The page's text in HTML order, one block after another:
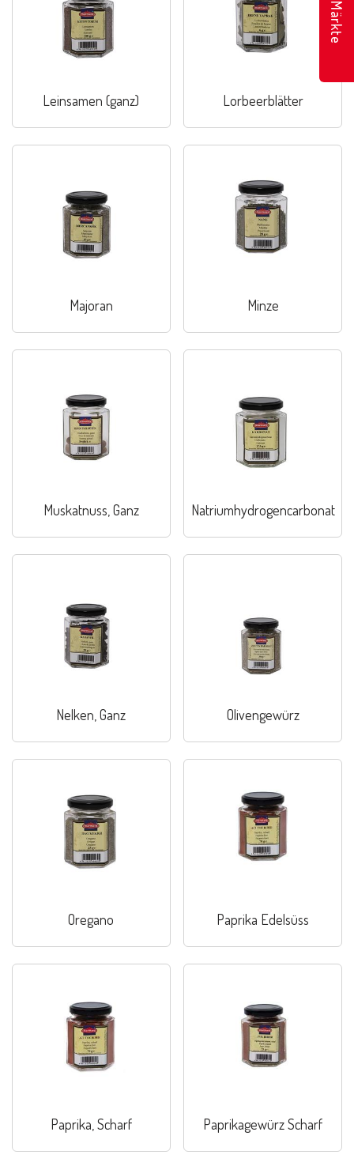
Leinsamen (ganz) Lorbeerblätter
Majoran Minze
Muskatnuss, Ganz Natriumhydrogencarbonat
Nelken, Ganz Olivengewürz
Oregano Paprika Edelsüss
Paprika, Scharf Paprikagewürz Scharf
Märkte